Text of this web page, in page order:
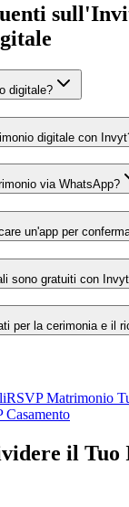
digitale?
digitale con
via WhatsApp?
un'app per
sono gratuiti con
per la cerimonia e il
RSVP Matrimonio
Casamento
il Tuo